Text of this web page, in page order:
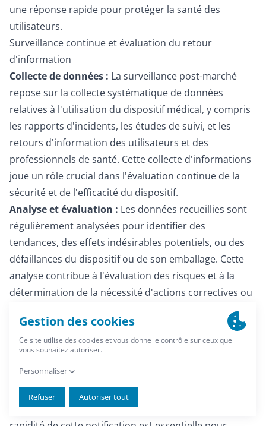
une réponse rapide pour protéger la santé des
utilisateurs.
Surveillance continue et évaluation du retour
d'information
Collecte de données : La surveillance post-marché
repose sur la collecte systématique de données
relatives à l'utilisation du dispositif médical, y compris
les rapports d'incidents, les études de suivi, et les
retours d'information des utilisateurs et des
professionnels de santé. Cette collecte d'informations
joue un rôle crucial dans l'évaluation continue de la
sécurité et de l'efficacité du dispositif.
Analyse et évaluation : Les données recueillies sont
régulièrement analysées pour identifier des
tendances, des effets indésirables potentiels, ou des
défaillances du dispositif ou de son emballage. Cette
analyse contribue à l'évaluation des risques et à la
détermination de la nécessité d'actions correctives ou
Gestion des incidents et des non-conformités
Système de notification :Un système efficace de
permettre aux professionnels de santé, aux
utilisateurs, et aux distributeurs de rapporter tout
problème lié à l'utilisation du dispositif médical. La